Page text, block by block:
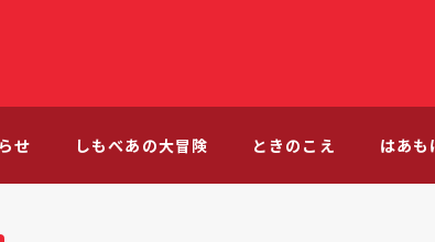
せ しもべあの大冒険 ときのこえ はあも